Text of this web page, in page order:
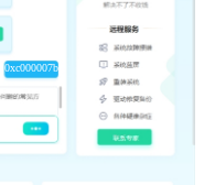
0xc000007b